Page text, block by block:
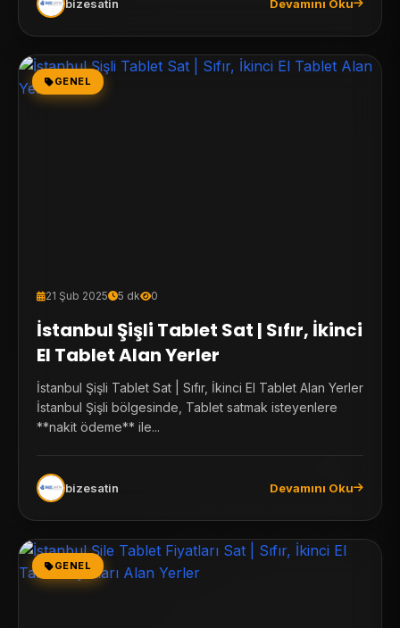
bizesatin Devamını Oku
GENEL
21 Şub 2025 5 dk 0
İstanbul Şişli Tablet Sat | Sıfır, İkinci
El Tablet Alan Yerler
İstanbul Şişli Tablet Sat | Sıfır, İkinci El Tablet Alan Yerler
İstanbul Şişli bölgesinde, Tablet satmak isteyenlere
**nakit ödeme** ile...
bizesatin Devamını Oku
GENEL